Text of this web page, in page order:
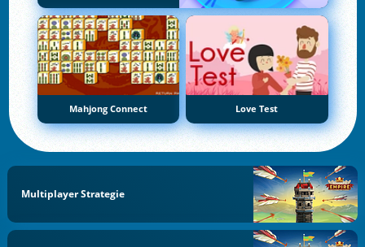
Mahjong Connect Love Test
Multiplayer Strategie